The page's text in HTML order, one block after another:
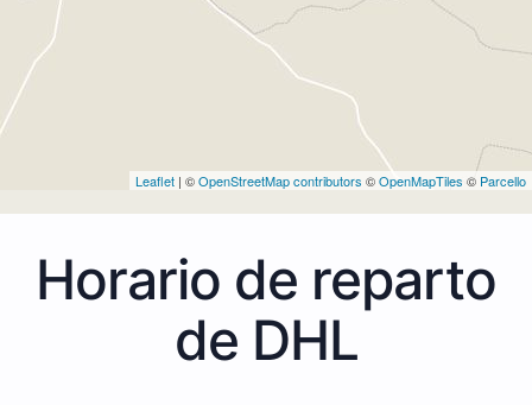
Leaflet | ©OpenStreetMap contributors ©OpenMapTiles © Parcello
Horario de reparto
de DHL